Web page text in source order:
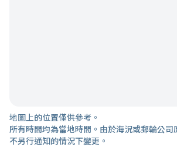
地圖上的位置僅供參考。
所有時間均為當地時間。由於海況或郵輪公
不另行通知的情況下變更。